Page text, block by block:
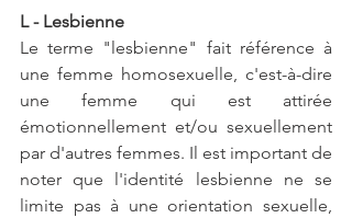
L - Lesbienne
Le terme "lesbienne" fait référence à
une femme homosexuelle, c'est-à-dire
une femme qui est attirée
émotionnellement et/ou sexuellement
par d'autres femmes. Il est important de
noter que l'identité lesbienne ne se
limite pas à une orientation sexuelle,